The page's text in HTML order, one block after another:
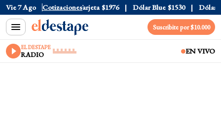
Vie 7 Ago Cotizaciones
$1520 Dólar Tarjeta $1976 Dólar Blue $1530 Dólar CCL
Suscribite por $10.000
EL DESTAPE
RADIO EN VIVO